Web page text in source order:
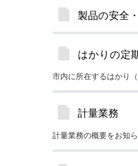
製品の安全
はかりの定
市内に所在するはかり
計量業務
計量業務の概要をお知ら